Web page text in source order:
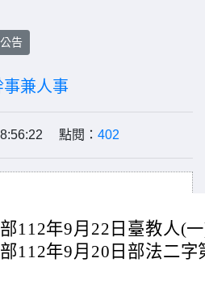
告
事兼人事
點閱： 402
112年9月22日臺教人(
112年9月20日部法二